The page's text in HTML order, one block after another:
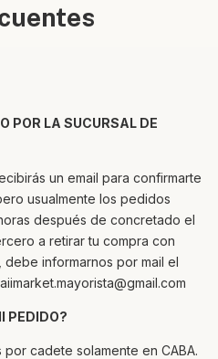
POR LA SUCURSAL DE
un email para confirmarte
usualmente los pedidos
después de concretado el
a retirar tu compra con
informarnos por mail el
PEDIDO?
cadete solamente en CABA.